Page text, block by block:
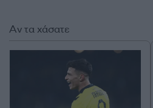
Αν τα χάσατε